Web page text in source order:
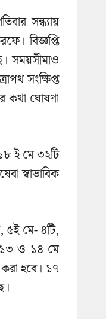
সন্ধ্যায়
বিজ্ঞপ্তি
সময়সীমাও
সংক্ষিপ্ত
কথা ঘোষণা
ই মে ৩২টি
স্বাভাবিক
৫ই মে- ৪টি,
ও ১৪ মে
হবে। ১৭